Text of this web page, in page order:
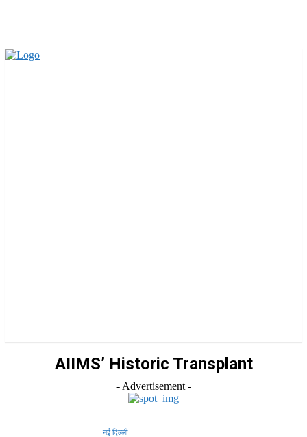
AIIMS’ Historic Transplant
- Advertisement -
नई दिल्ली